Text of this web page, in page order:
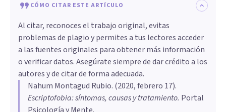
CÓMO CITAR ESTE ARTÍCULO
Al citar, reconoces el trabajo original, evitas
problemas de plagio y permites a tus lectores acceder
a las fuentes originales para obtener más información
o verificar datos. Asegúrate siempre de dar crédito a los
autores y de citar de forma adecuada.
Nahum Montagud Rubio. (2020, febrero 17).
Escriptofobia: síntomas, causas y tratamiento. Portal